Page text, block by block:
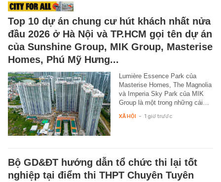
Top 10 dự án chung cư hút khách nhất nửa
đầu 2026 ở Hà Nội và TP.HCM gọi tên dự án
của Sunshine Group, MIK Group, Masterise
Homes, Phú Mỹ Hưng...
Lumière Essence Park của
Masterise Homes, The Magnolia
và Imperia Sky Park của MIK
Group là một trong những cái…
XÃ HỘI - 1 giờ trước
Bộ GD&ĐT hướng dẫn tổ chức thi lại tốt
nghiệp tại điểm thi THPT Chuyên Tuyên